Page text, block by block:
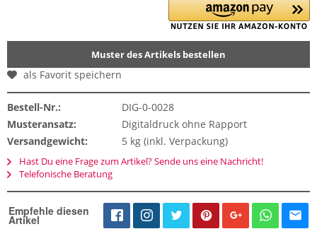
Muster des Artikels bestellen
als Favorit speichern
Bestell-Nr.:
DIG-0-0028
Musteransatz:
Digitaldruck ohne Rapport
Versandgewicht:
5 kg (inkl. Verpackung)
Hast Du eine Frage zum Artikel? Sende uns eine Nachricht!
Telefonische Beratung
Empfehle diesen
Artikel